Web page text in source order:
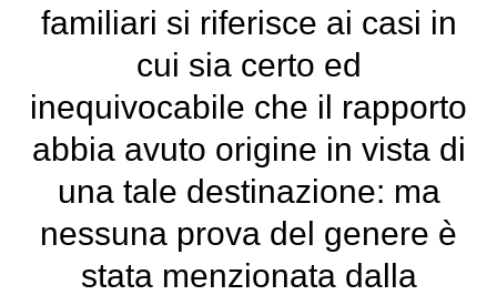
familiari si riferisce ai casi in
cui sia certo ed
inequivocabile che il rapporto
abbia avuto origine in vista di
una tale destinazione: ma
nessuna prova del genere è
stata menzionata dalla